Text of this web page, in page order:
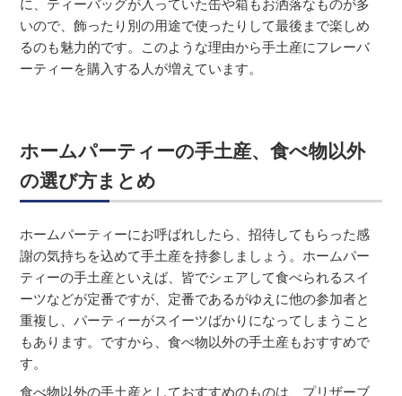
に、ティーバッグが入っていた缶や箱もお洒落なものが多
いので、飾ったり別の用途で使ったりして最後まで楽しめ
るのも魅力的です。このような理由から手土産にフレーバ
ーティーを購入する人が増えています。
ホームパーティーの手土産、食べ物以外
の選び方まとめ
ホームパーティーにお呼ばれしたら、招待してもらった感
謝の気持ちを込めて手土産を持参しましょう。ホームパー
ティーの手土産といえば、皆でシェアして食べられるスイ
ーツなどが定番ですが、定番であるがゆえに他の参加者と
重複し、パーティーがスイーツばかりになってしまうこと
もあります。ですから、食べ物以外の手土産もおすすめで
す。